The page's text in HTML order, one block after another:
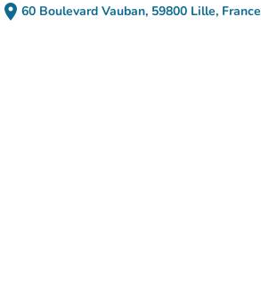
place 60 Boulevard Vauban, 59800 Lille, France
(apri in Google Maps)
(nuova scheda)